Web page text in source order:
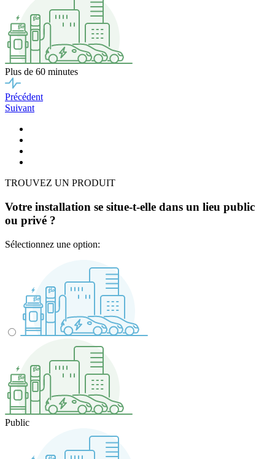
Plus de 60 minutes
Précédent
Suivant
TROUVEZ UN PRODUIT
Votre installation se situe-t-elle dans un lieu public
ou privé ?
Sélectionnez une option:
Public